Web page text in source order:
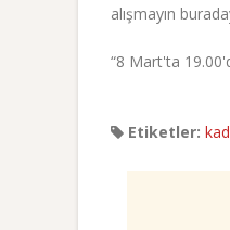
alışmayın
“8 Mart'ta
Etiketler: